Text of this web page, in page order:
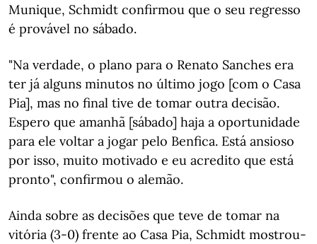
Munique, Schmidt confirmou que o seu regresso
é provável no sábado.
"Na verdade, o plano para o Renato Sanches era
ter já alguns minutos no último jogo [com o Casa
Pia], mas no final tive de tomar outra decisão.
Espero que amanhã [sábado] haja a oportunidade
para ele voltar a jogar pelo Benfica. Está ansioso
por isso, muito motivado e eu acredito que está
pronto", confirmou o alemão.
Ainda sobre as decisões que teve de tomar na
vitória (3-0) frente ao Casa Pia, Schmidt mostrou-